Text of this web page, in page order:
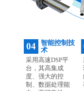
04
智能控制技
术
采用高速DSP平
台，其高集成
度、强大的控
制、数据处理能